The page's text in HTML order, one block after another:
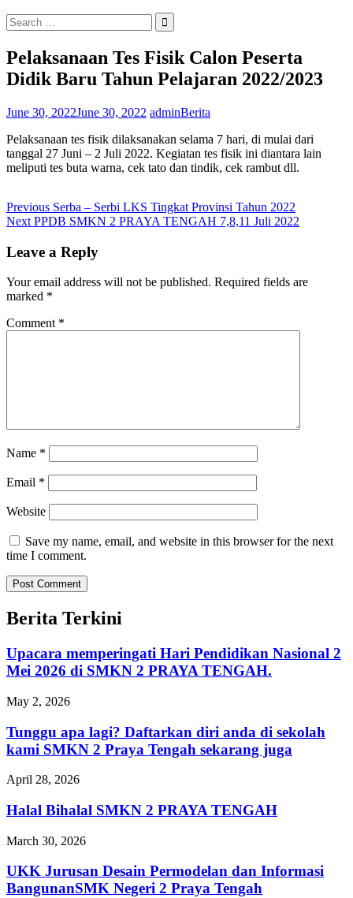
Search
for:
Pelaksanaan Tes Fisik Calon Peserta
Didik Baru Tahun Pelajaran 2022/2023
June 30, 2022June 30, 2022 adminBerita
Pelaksanaan tes fisik dilaksanakan selama 7 hari, di mulai dari
tanggal 27 Juni – 2 Juli 2022. Kegiatan tes fisik ini diantara lain
meliputi tes buta warna, cek tato dan tindik, cek rambut dll.
Post
navigation
Previous Previous
post:
Serba – Serbi LKS Tingkat Provinsi Tahun 2022
Next Next
PPDB SMKN 2 PRAYA TENGAH 7,8,11 Juli 2022
Leave a Reply
Your email address will not be published. Required fields are
marked *
Comment *
Name *
Email *
Website
Save my name, email, and website in this browser for the next
time I comment.
Berita Terkini
Upacara memperingati Hari Pendidikan Nasional 2
Mei 2026 di SMKN 2 PRAYA TENGAH.
May 2, 2026
Tunggu apa lagi? Daftarkan diri anda di sekolah
kami SMKN 2 Praya Tengah sekarang juga
April 28, 2026
Halal Bihalal SMKN 2 PRAYA TENGAH
March 30, 2026
UKK Jurusan Desain Permodelan dan Informasi
BangunanSMK Negeri 2 Praya Tengah